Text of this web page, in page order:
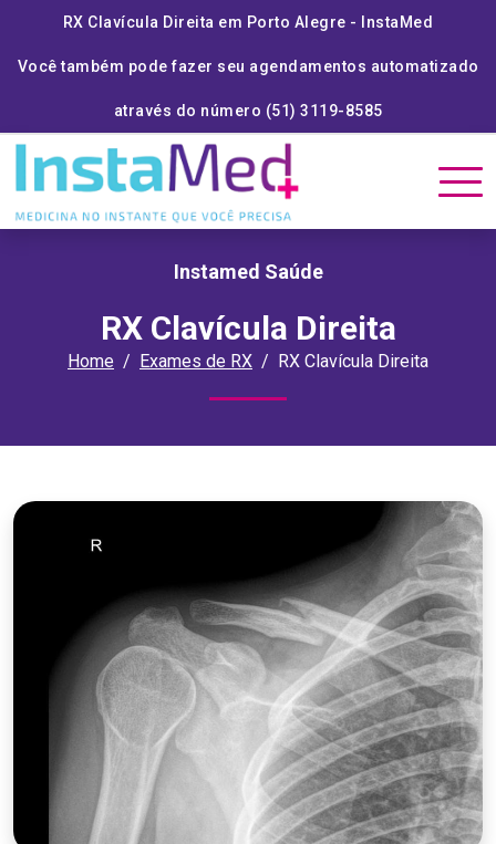
RX Clavícula Direita em Porto Alegre - InstaMed
Você também pode fazer seu agendamentos automatizado
através do número (51) 3119-8585
Instamed Saúde
RX Clavícula Direita
Home Exames de RX RX Clavícula Direita